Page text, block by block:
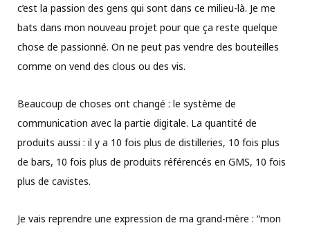
c’est la passion des gens qui sont dans ce milieu-là. Je me
bats dans mon nouveau projet pour que ça reste quelque
chose de passionné. On ne peut pas vendre des bouteilles
comme on vend des clous ou des vis.
Beaucoup de choses ont changé : le système de
communication avec la partie digitale. La quantité de
produits aussi : il y a 10 fois plus de distilleries, 10 fois plus
de bars, 10 fois plus de produits référencés en GMS, 10 fois
plus de cavistes.
Je vais reprendre une expression de ma grand-mère : “mon